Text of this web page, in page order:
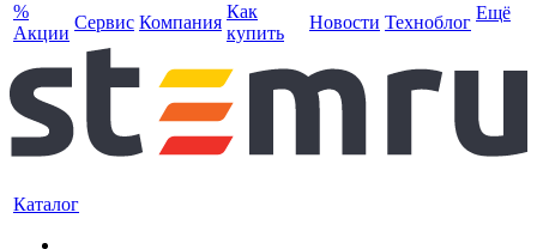
%
Акции
Сервис Компания
Как
купить
Новости Техноблог Ещё
Каталог